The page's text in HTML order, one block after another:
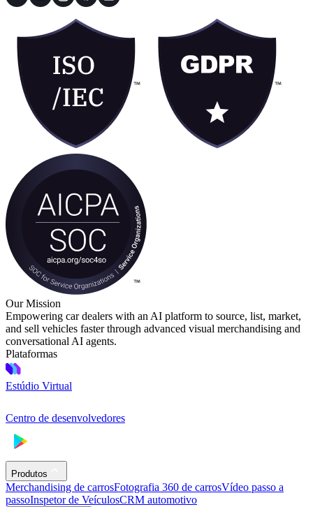
Our Mission
Empowering car dealers with an AI platform to source, list, market,
and sell vehicles faster through advanced visual merchandising and
conversational AI agents.
Plataformas
Estúdio Virtual
Centro de desenvolvedores
Produtos
Merchandising de carrosFotografia 360 de carrosVídeo passo a
passoInspetor de VeículosCRM automotivo